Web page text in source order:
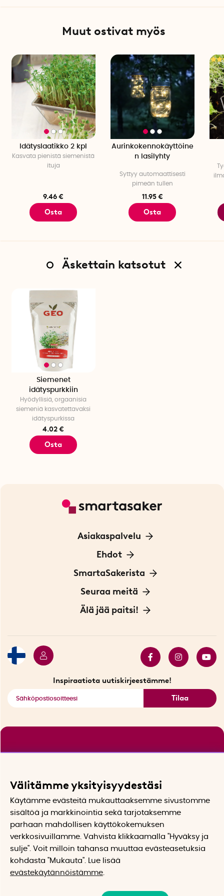
Muut ostivat myös
Idätyslaatikko 2 kpl
Kasvata pienistä siemenistä
ituja
9.46 €
Osta
Aurinkokennokäyttöine
n lasilyhty
Syttyy automaattisesti
pimeän tullen
11.95 €
Osta
Äskettain katsotut
Siemenet
idätyspurkkiin
Hyödyllisiä, orgaanisia
siemeniä kasvatettavaksi
idätyspurkissa
4.02 €
Osta
Asiakaspalvelu
Ota yhteyttä
Ehdot
Tietoa evästeistä
Yksityisyydensuoja
Sopimusehdot
SmartaSakerista
Meistä
Myymälä Tukholmassa
Seuraa meitä
Innovaattoriblogi
Älä jää paitsi!
Katso kaikki älykkäät tuotteet
Inspiraatiota uutiskirjeestämme!
Tilaa
Välitämme yksityisyydestäsi
Käytämme evästeitä mukauttaaksemme sivustomme
sisältöä ja markkinointia sekä tarjotaksemme
parhaan mahdollisen käyttökokemuksen
verkkosivuillamme. Vahvista klikkaamalla "Hyväksy ja
sulje". Voit milloin tahansa muuttaa evästeasetuksia
kohdasta "Mukauta". Lue lisää
evästekäytännöistämme